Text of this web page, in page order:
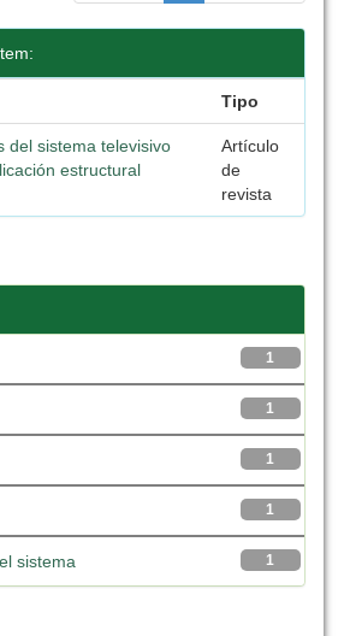
Tipo
del sistema televisivo
estructural
Artículo
de
revista
1
1
1
1
1
sistema